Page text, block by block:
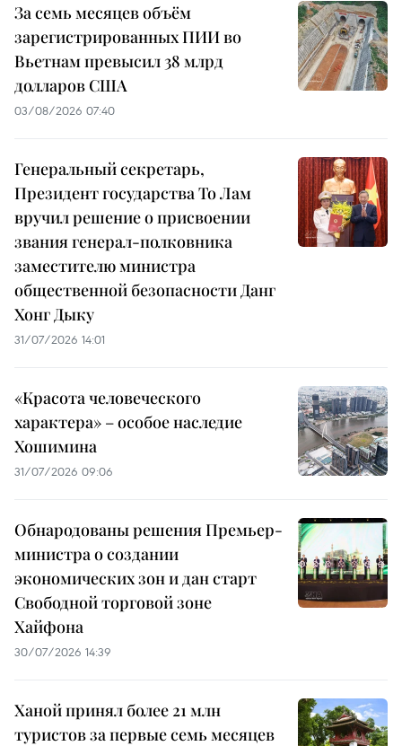
За семь месяцев объём
зарегистрированных ПИИ во
Вьетнам превысил 38 млрд
долларов США
03/08/2026 07:40
Генеральный секретарь,
Президент государства То Лам
вручил решение о присвоении
звания генерал-полковника
заместителю министра
общественной безопасности Данг
Хонг Дыку
31/07/2026 14:01
«Красота человеческого
характера» – особое наследие
Хошимина
31/07/2026 09:06
Обнародованы решения Премьер-
министра о создании
экономических зон и дан старт
Свободной торговой зоне
Хайфона
30/07/2026 14:39
Ханой принял более 21 млн
туристов за первые семь месяцев